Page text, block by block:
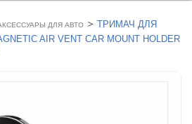
ДЛЯ АВТО > ТРИМАЧ ДЛЯ
AIR VENT CAR MOUNT HOLDER